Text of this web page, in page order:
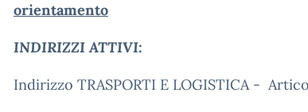
orientamento
INDIRIZZI ATTIVI:
Indirizzo TRASPORTI E LOGISTICA -